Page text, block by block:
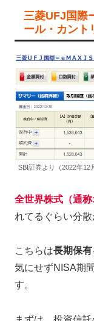
三菱UFJ国際
ール・カント
SBI証券より（2022年12
全世界株式（通称
れてるぐらい分
こちらは長期保
気にせずNISA期
す。